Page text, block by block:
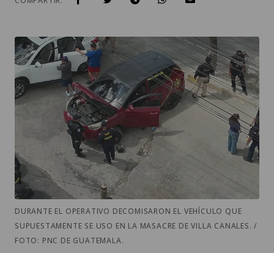
DURANTE EL OPERATIVO DECOMISARON EL VEHÍCULO QUE
SUPUESTAMENTE SE USO EN LA MASACRE DE VILLA CANALES. /
FOTO: PNC DE GUATEMALA.